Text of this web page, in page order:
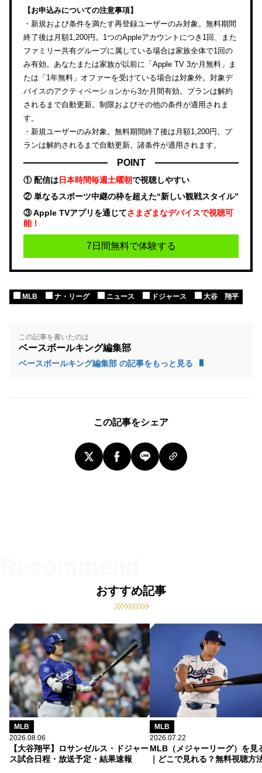
【お申込みについての注意事項】
・新規および条件を満たす再登録ユーザーのみ対象。無料期間
終了後は月額1,200円。1つのAppleアカウントにつき1回、また
ファミリー共有グループに属している場合は家族全体で1回の
み有効。あなたまたは家族が以前に「Apple TV 3か月無料」ま
たは「1年無料」オファーを受けている場合は対象外。対象デ
バイスのアクティベーションから3か月間有効。プランは解約
されるまで自動更新。制限およびその他の条件が適用されま
す。
・新規ユーザーのみ対象。無料期間終了後は月額1,200円。プ
ランは解約されるまで自動更新。諸条件が適用されます。
POINT
① 配信は日本時間毎週土曜朝で視聴しやすい
② 単なるスポーツ中継の枠を超えた“新しい観戦スタイル”
③ Apple TVアプリを通じてさまざまなデバイスで視聴可
能！
7日間無料で体験する
MLB ナ・リーグ ニュース ドジャース 大谷 翔平
この記事を書いたのは
ベースボールキング編集部
ベースボールキング編集部 の記事をもっと見る
この記事をシェア
おすすめ記事
MLB
2026.08.06
【大谷翔平】ロサンゼルス・ドジャー
ス試合日程・放送予定・結果速報
MLB
2026.07.22
MLB（メジャーリーグ）を見
｜どこで見れる？無料視聴方